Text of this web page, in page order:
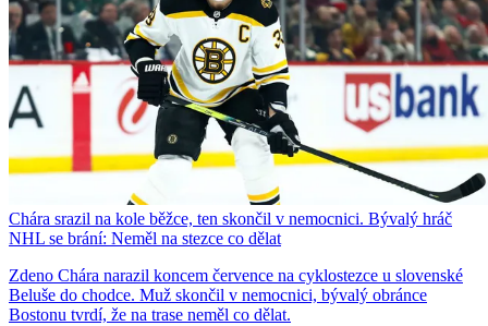
Chára srazil na kole běžce, ten skončil v nemocnici. Bývalý hráč
NHL se brání: Neměl na stezce co dělat
Zdeno Chára narazil koncem července na cyklostezce u slovenské
Beluše do chodce. Muž skončil v nemocnici, bývalý obránce
Bostonu tvrdí, že na trase neměl co dělat.